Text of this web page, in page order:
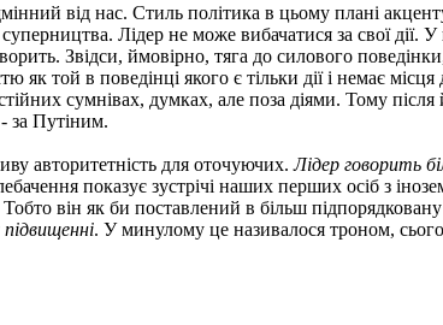
від нас. Стиль політика в цьому плані
Лідер не може вибачатися за свої дії.
Звідси, ймовірно, тяга до силового
той в поведінці якого є тільки дії і немає
сумнівах, думках, але поза діями. Тому після
за Путіним.
авторитетність для оточуючих.Лідер говорить
показує зустрічі наших перших осіб з
він як би поставлений в більш
. У минулому це називалося троном,